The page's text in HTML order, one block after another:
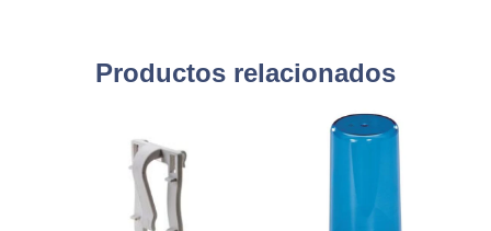
Productos relacionados